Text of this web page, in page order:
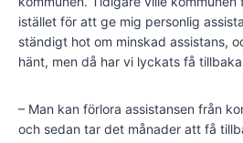
istället för att ge mig personlig
ständigt hot om minskad assistans,
hänt, men då har vi lyckats få
– Man kan förlora assistansen från
och sedan tar det månader att få